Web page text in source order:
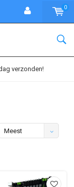
0
verzonden!
Meest